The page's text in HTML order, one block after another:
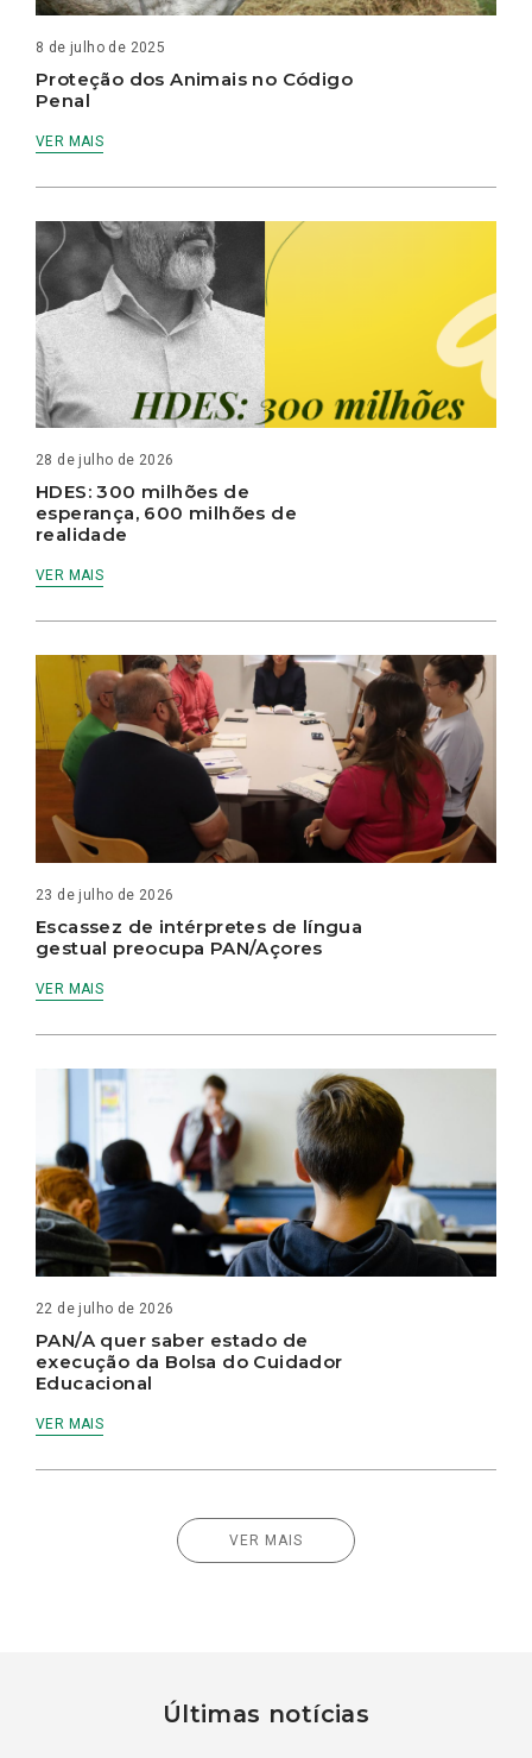
8 de julho de 2025
Proteção dos Animais no Código
Penal
VER MAIS
28 de julho de 2026
HDES: 300 milhões de
esperança, 600 milhões de
realidade
VER MAIS
23 de julho de 2026
Escassez de intérpretes de língua
gestual preocupa PAN/Açores
VER MAIS
22 de julho de 2026
PAN/A quer saber estado de
execução da Bolsa do Cuidador
Educacional
VER MAIS
VER MAIS
Últimas notícias